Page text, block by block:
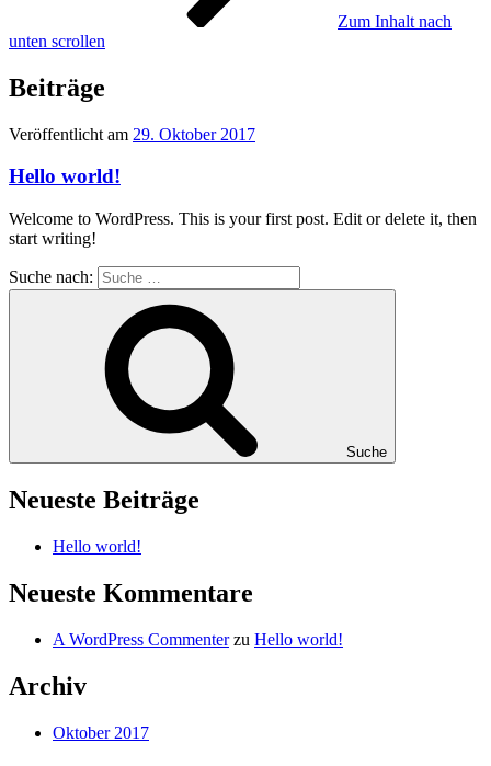
Zum Inhalt nach
unten scrollen
Beiträge
Veröffentlicht am 29. Oktober 2017
Hello world!
Welcome to WordPress. This is your first post. Edit or delete it, then
start writing!
Suche nach:
Suche
Neueste Beiträge
Hello world!
Neueste Kommentare
A WordPress Commenterzu Hello world!
Archiv
Oktober 2017